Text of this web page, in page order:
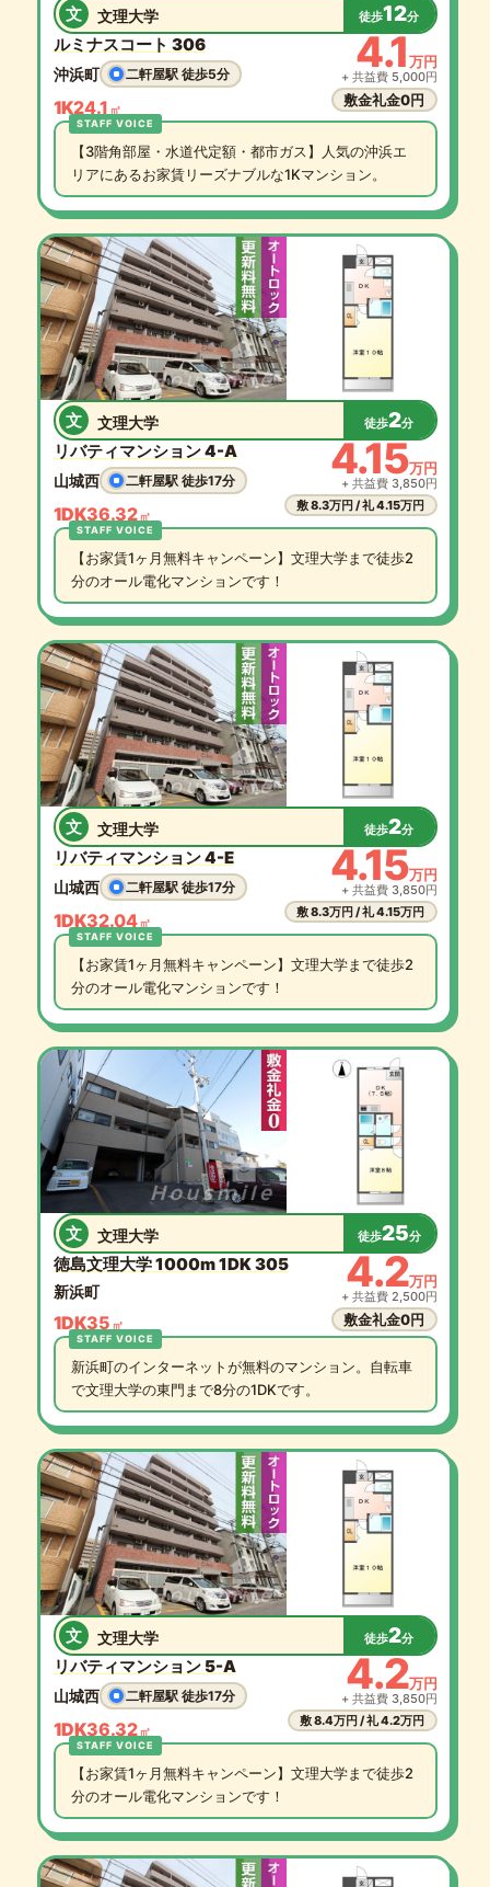
文 文理大学 徒歩12分
ルミナスコート 306
沖浜町 二軒屋駅 徒歩5分
1K24.1 ㎡
4.1万円
+ 共益費 5,000円
敷金礼金0円
【3階角部屋・水道代定額・都市ガス】人気の沖浜エ
リアにあるお家賃リーズナブルな1Kマンション。
文 文理大学 徒歩2分
リバティマンション 4-A
山城西 二軒屋駅 徒歩17分
1DK36.32㎡
4.15万円
+ 共益費 3,850円
敷 8.3万円 / 礼 4.15万円
【お家賃1ヶ月無料キャンペーン】文理大学まで徒歩2
分のオール電化マンションです！
文 文理大学 徒歩2分
リバティマンション 4-E
山城西 二軒屋駅 徒歩17分
1DK32.04㎡
4.15万円
+ 共益費 3,850円
敷 8.3万円 / 礼 4.15万円
【お家賃1ヶ月無料キャンペーン】文理大学まで徒歩2
分のオール電化マンションです！
文 文理大学 徒歩25分
徳島文理大学 1000m 1DK 305
新浜町
1DK35 ㎡
4.2万円
+ 共益費 2,500円
敷金礼金0円
新浜町のインターネットが無料のマンション。自転車
で文理大学の東門まで8分の1DKです。
文 文理大学 徒歩2分
リバティマンション 5-A
山城西 二軒屋駅 徒歩17分
1DK36.32㎡
4.2万円
+ 共益費 3,850円
敷 8.4万円 / 礼 4.2万円
【お家賃1ヶ月無料キャンペーン】文理大学まで徒歩2
分のオール電化マンションです！